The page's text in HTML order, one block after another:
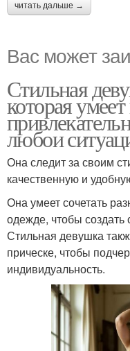
читать дальше →
Вас может
Стильная
которая
любои
Она следит за своим
качественную и
Она умеет сочетать
одежде, чтобы создать
Стильная девушка
прическе, чтобы
индивидуальность.